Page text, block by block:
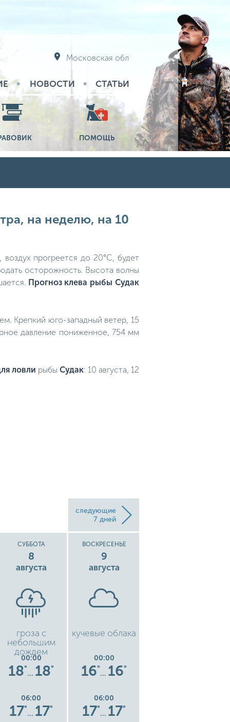
Московская обл
НОВОСТИ СТАТЬИ
ПОМОЩЬ
на неделю, на 10
прогреется до 20°C, будет
осторожность. Высота волны
Прогноз клева рыбы Судак
Крепкий юго-западный ветер, 15
давление пониженное, 754 мм
ловли рыбыСудак: 10 августа, 12
следующие
7 дней
СУББОТА
8
августа
гроза с
небольшим
дождем
00:00
18°
… 18°
06:00
17°
… 17°
ВОСКРЕСЕНЬЕ
9
августа
кучевые облака
00:00
16°
… 16°
06:00
17°
… 17°